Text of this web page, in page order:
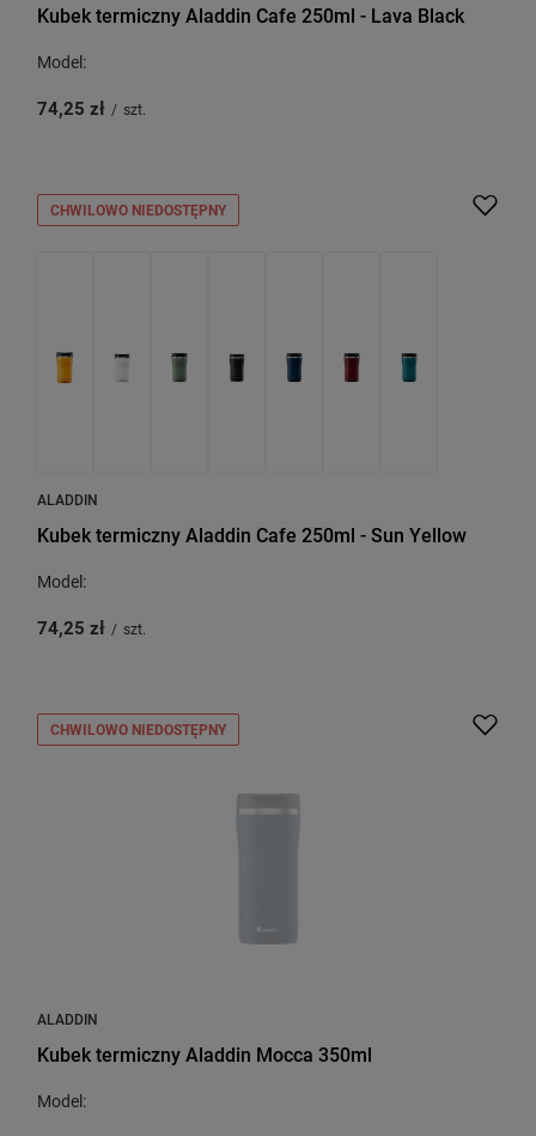
Kubek termiczny Aladdin Cafe 250ml - Lava Black
Model:
74,25 zł / szt.
CHWILOWO NIEDOSTĘPNY
ALADDIN
Kubek termiczny Aladdin Cafe 250ml - Sun Yellow
Model:
74,25 zł / szt.
CHWILOWO NIEDOSTĘPNY
ALADDIN
Kubek termiczny Aladdin Mocca 350ml
Model: